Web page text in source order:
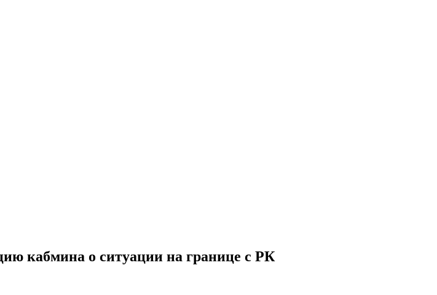
кабмина о ситуации на границе с РК